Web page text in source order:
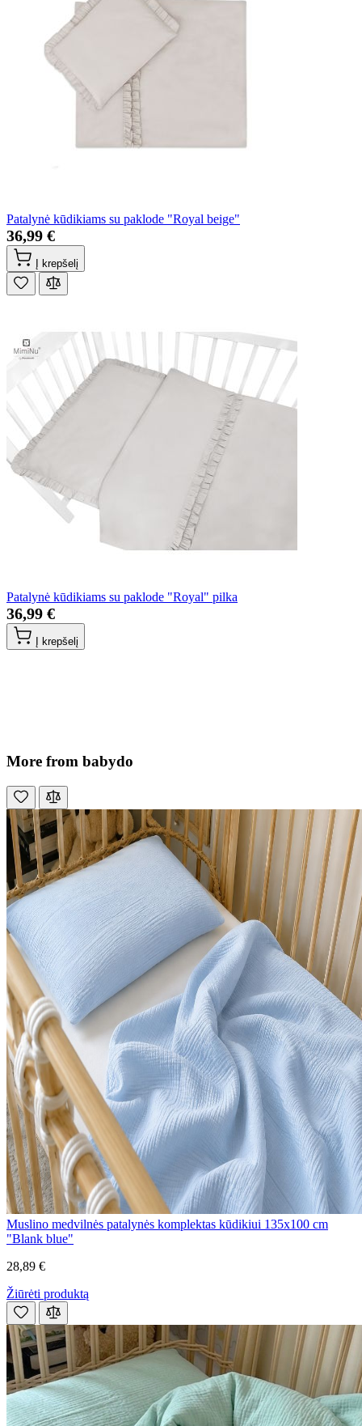
Patalynė kūdikiams su paklode "Royal beige"
36,99 €
Į krepšelį
Patalynė kūdikiams su paklode "Royal" pilka
36,99 €
Į krepšelį
More from babydo
Muslino medvilnės patalynės komplektas kūdikiui 135x100 cm
"Blank blue"
28,89 €
Žiūrėti produktą